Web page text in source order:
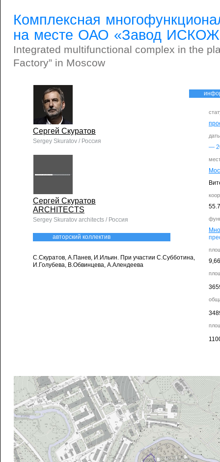
Комплексная
на месте ОАО «Завод
Integrated multifunctional complex in the
Factory” in Moscow
—
Сергей Скуратов
Sergey Skuratov / Россия
Сергей Скуратов
ARCHITECTS
Sergey Skuratov architects / Россия
авторский коллектив
С.Скуратов, А.Панев, И.Ильин. При участии С.Субботина,
И.Голубева, В.Обвинцева, А.Алендеева